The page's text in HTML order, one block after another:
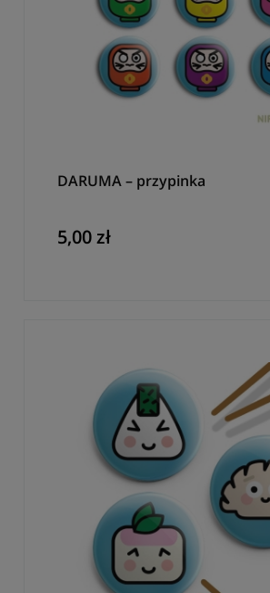
DARUMA – przypinka
5,00 zł